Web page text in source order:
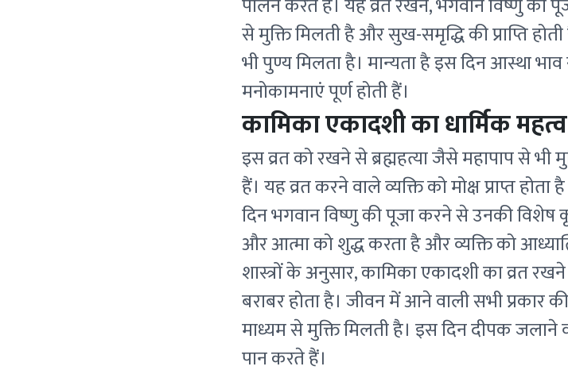
पालन करते हैं। यह व्रत रखने, भगवान विष्णु की
से मुक्ति मिलती है और सुख-समृद्धि की प्राप्ति
भी पुण्य मिलता है। मान्यता है इस दिन आस्था
मनोकामनाएं पूर्ण होती हैं।
कामिका एकादशी का धार्मिक महत्व
इस व्रत को रखने से ब्रह्महत्या जैसे महापाप से भी
हैं। यह व्रत करने वाले व्यक्ति को मोक्ष प्राप्त
दिन भगवान विष्णु की पूजा करने से उनकी विशेष
और आत्मा को शुद्ध करता है और व्यक्ति को
शास्त्रों के अनुसार, कामिका एकादशी का व्रत
बराबर होता है। जीवन में आने वाली सभी प्रकार
माध्यम से मुक्ति मिलती है। इस दिन दीपक जलाने
पान करते हैं।